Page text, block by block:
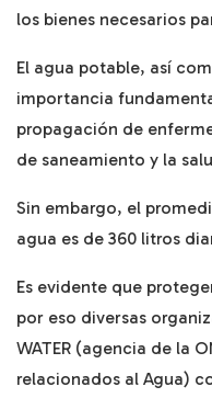
los bienes necesarios
El agua potable, así
importancia
propagación de
de saneamiento y la
Sin embargo, el
agua es de 360 litros
Es evidente que
por eso diversas
WATER (agencia de la
relacionados al Agua)